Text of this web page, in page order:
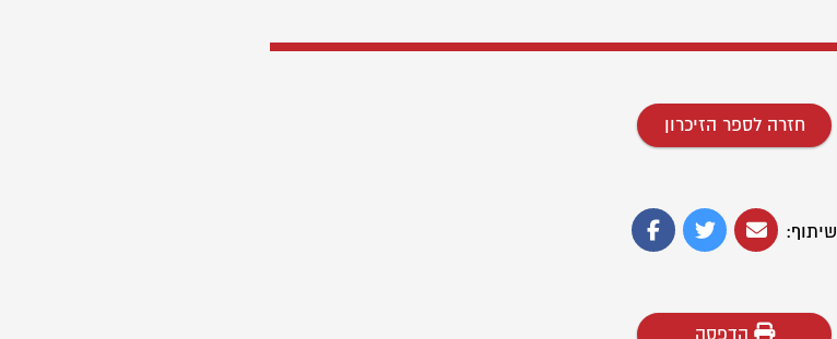
חזרה לספר הזיכרון
שיתוף:
הדפסה